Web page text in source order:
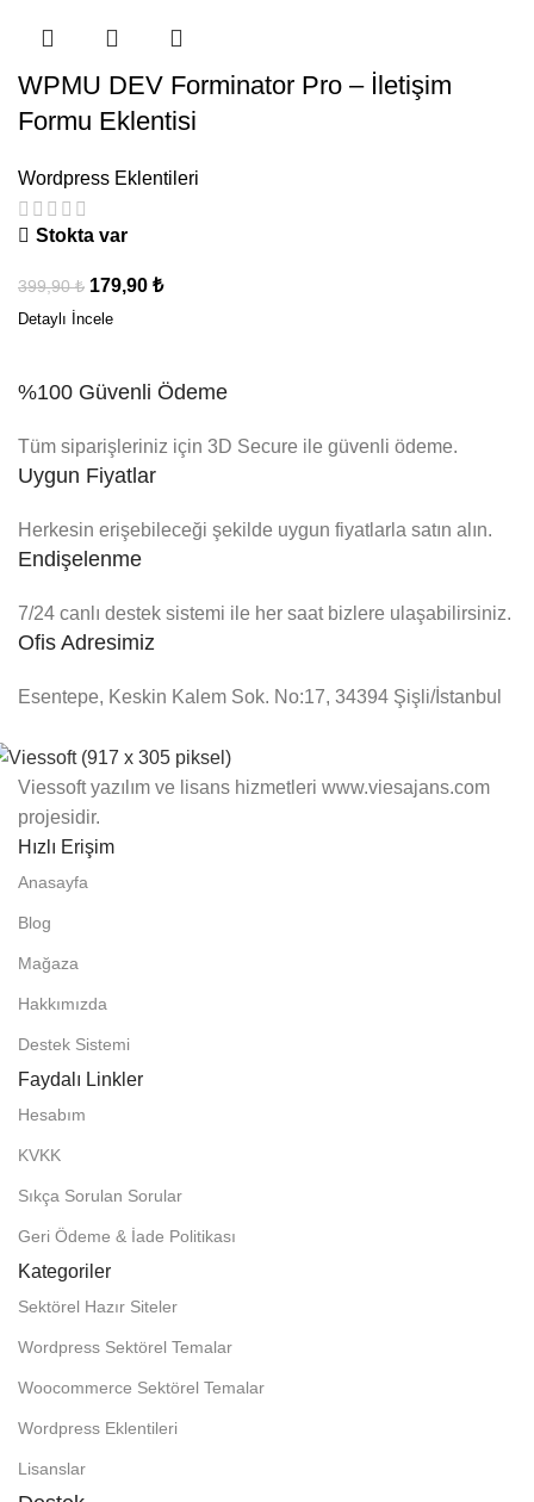
WPMU DEV Forminator Pro – İletişim
Formu Eklentisi
Wordpress Eklentileri
Stokta var
399,90₺ 179,90 ₺
%100 Güvenli Ödeme
Tüm siparişleriniz için 3D Secure ile güvenli ödeme.
Uygun Fiyatlar
Herkesin erişebileceği şekilde uygun fiyatlarla satın alın.
Endişelenme
7/24 canlı destek sistemi ile her saat bizlere ulaşabilirsiniz.
Ofis Adresimiz
Esentepe, Keskin Kalem Sok. No:17, 34394 Şişli/İstanbul
Viessoft yazılım ve lisans hizmetleri www.viesajans.com
projesidir.
Hızlı Erişim
Anasayfa
Blog
Mağaza
Hakkımızda
Destek Sistemi
Faydalı Linkler
Hesabım
KVKK
Sıkça Sorulan Sorular
Geri Ödeme & İade Politikası
Kategoriler
Sektörel Hazır Siteler
Wordpress Sektörel Temalar
Woocommerce Sektörel Temalar
Wordpress Eklentileri
Lisanslar